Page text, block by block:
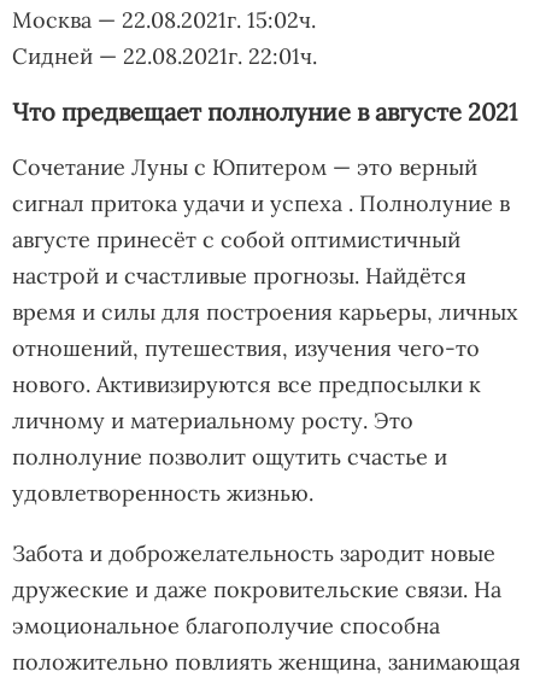
Москва — 22.08.2021г. 15:02ч.
Сидней — 22.08.2021г. 22:01ч.
Что предвещает полнолуние в августе 2021
Сочетание Луны с Юпитером — это верный
сигнал притока удачи и успеха . Полнолуние в
августе принесёт с собой оптимистичный
настрой и счастливые прогнозы. Найдётся
время и силы для построения карьеры, личных
отношений, путешествия, изучения чего-то
нового. Активизируются все предпосылки к
личному и материальному росту. Это
полнолуние позволит ощутить счастье и
удовлетворенность жизнью.
Забота и доброжелательность зародит новые
дружеские и даже покровительские связи. На
эмоциональное благополучие способна
положительно повлиять женщина, занимающая